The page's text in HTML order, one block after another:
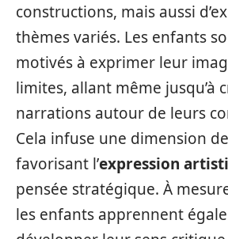
constructions, mais aussi
thèmes variés. Les enfants
motivés à exprimer leur
limites, allant même jusqu’à
narrations autour de leurs
Cela infuse une dimension
favorisant l’expression
pensée stratégique. À
les enfants apprennent